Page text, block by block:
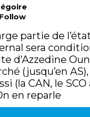
Follow
partie de
sera
d’Azzedine
(jusqu’en
(la CAN, le
en reparle